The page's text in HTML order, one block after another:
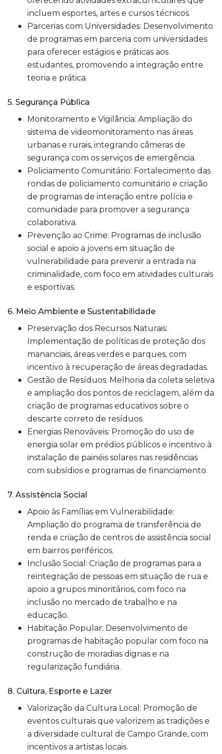
incluem esportes, artes e cursos técnicos.
Parcerias com Universidades: Desenvolvimento
de programas em parceria com universidades
para oferecer estágios e práticas aos
estudantes, promovendo a integração entre
teoria e prática.
5. Segurança Pública
Monitoramento e Vigilância: Ampliação do
sistema de videomonitoramento nas áreas
urbanas e rurais, integrando câmeras de
segurança com os serviços de emergência.
Policiamento Comunitário: Fortalecimento das
rondas de policiamento comunitário e criação
de programas de interação entre polícia e
comunidade para promover a segurança
colaborativa.
Prevenção ao Crime: Programas de inclusão
social e apoio a jovens em situação de
vulnerabilidade para prevenir a entrada na
criminalidade, com foco em atividades culturais
e esportivas.
6. Meio Ambiente e Sustentabilidade
Preservação dos Recursos Naturais:
Implementação de políticas de proteção dos
mananciais, áreas verdes e parques, com
incentivo à recuperação de áreas degradadas.
Gestão de Resíduos: Melhoria da coleta seletiva
e ampliação dos pontos de reciclagem, além da
criação de programas educativos sobre o
descarte correto de resíduos.
Energias Renováveis: Promoção do uso de
energia solar em prédios públicos e incentivo à
instalação de painéis solares nas residências
com subsídios e programas de financiamento.
7. Assistência Social
Apoio às Famílias em Vulnerabilidade:
Ampliação do programa de transferência de
renda e criação de centros de assistência social
em bairros periféricos.
Inclusão Social: Criação de programas para a
reintegração de pessoas em situação de rua e
apoio a grupos minoritários, com foco na
inclusão no mercado de trabalho e na
educação.
Habitação Popular: Desenvolvimento de
programas de habitação popular com foco na
construção de moradias dignas e na
regularização fundiária.
8. Cultura, Esporte e Lazer
Valorização da Cultura Local: Promoção de
eventos culturais que valorizem as tradições e
a diversidade cultural de Campo Grande, com
incentivos a artistas locais.